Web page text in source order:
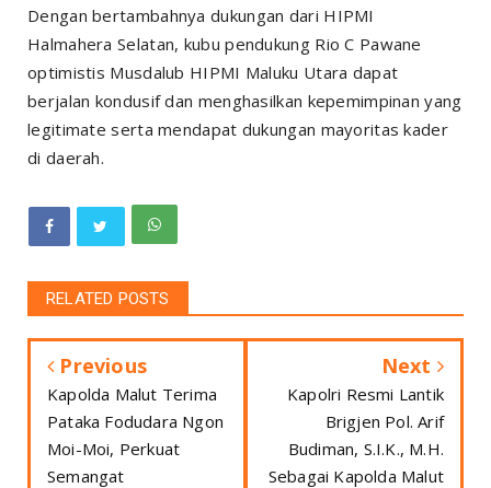
Dengan bertambahnya dukungan dari HIPMI
Halmahera Selatan, kubu pendukung Rio C Pawane
optimistis Musdalub HIPMI Maluku Utara dapat
berjalan kondusif dan menghasilkan kepemimpinan yang
legitimate serta mendapat dukungan mayoritas kader
di daerah.
RELATED POSTS
Previous
Kapolda Malut Terima
Pataka Fodudara Ngon
Moi-Moi, Perkuat
Semangat
Next
Kapolri Resmi Lantik
Brigjen Pol. Arif
Budiman, S.I.K., M.H.
Sebagai Kapolda Malut